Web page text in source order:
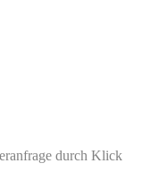
durch Klick